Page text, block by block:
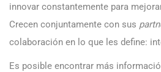
innovar constantemente para
Crecen conjuntamente con sus
colaboración en lo que les define:
Es posible encontrar más